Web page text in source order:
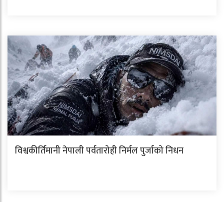
विश्वकीर्तिमानी नेपाली पर्वतारोही निर्मल पुर्जाको निधन